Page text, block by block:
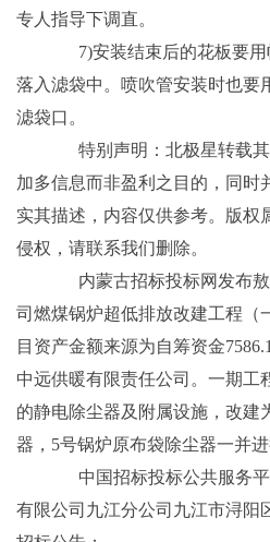
专人指导下调直。
7)安装结束后的花板要用
落入滤袋中。喷吹管安装时也要
滤袋口。
特别声明：北极星转载其
加多信息而非盈利之目的，同时
实其描述，内容仅供参考。版权
侵权，请联系我们删除。
内蒙古招标投标网发布敖
司燃煤锅炉超低排放改建工程（
目资产金额来源为自筹资金
中远供暖有限责任公司。一期工
的静电除尘器及附属设施，改建
器，5号锅炉原布袋除尘器一并
中国招标投标公共服务平
有限公司九江分公司九江市浔阳